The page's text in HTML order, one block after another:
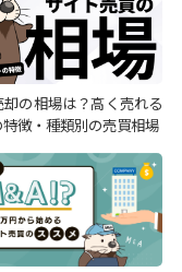
の相場は？高く売れる
徴・種類別の売買相場